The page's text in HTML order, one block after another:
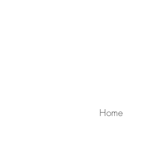
Home